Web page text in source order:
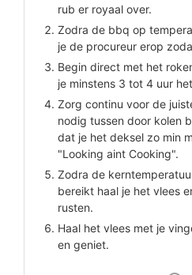
rub er royaal over.
Zodra de bbq op
je de procureur erop
Begin direct met het
je minstens 3 tot 4 uur
Zorg continu voor de
nodig tussen door kolen
dat je het deksel zo min
"Looking aint Cooking".
Zodra de
bereikt haal je het vlees
rusten.
Haal het vlees met je
en geniet.